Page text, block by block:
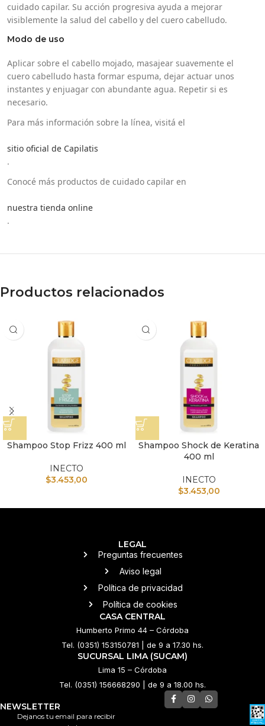
cuidado capilar. Su acción progresiva ayuda a mejorar
visiblemente la salud del cabello y del cuero cabelludo.
Modo de uso
Aplicar sobre el cabello mojado, masajear suavemente el
cuero cabelludo hasta formar espuma, dejar actuar unos
instantes y enjuagar con abundante agua. Repetir si es
necesario.
Para más información sobre la línea, visitá el
sitio oficial de Capilatis
.
Conocé más productos de cuidado capilar en
nuestra tienda online
.
Productos relacionados
Shampoo Stop Frizz 400 ml
INECTO
$3.453,00
Shampoo Shock de Keratina
400 ml
INECTO
$3.453,00
LEGAL
Preguntas frecuentes
Aviso legal
Política de privacidad
Política de cookies
CASA CENTRAL
Humberto Primo 44 – Córdoba
Tel. (0351) 153150781 | de 9 a 17.30 hs.
SUCURSAL LIMA (SUCAM)
Lima 15 – Córdoba
Tel. (0351) 156668290 | de 9 a 18.00 hs.
NEWSLETTER
Dejanos tu email para recibir